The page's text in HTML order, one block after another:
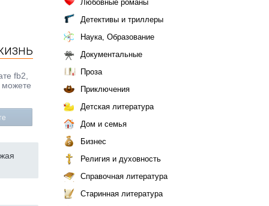
fb2,
можете
Любовные романы
Детективы и триллеры
Наука, Образование
Документальные
Проза
Приключения
Детская литература
Дом и семья
Бизнес
Религия и духовность
Справочная литература
Старинная литература